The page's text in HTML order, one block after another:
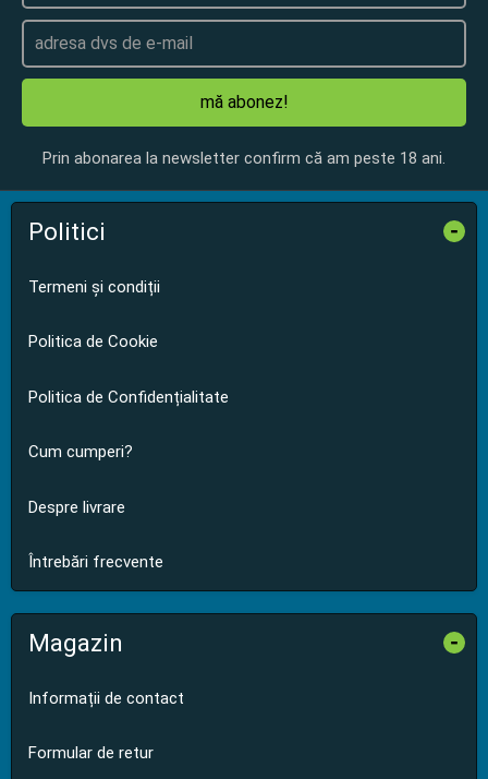
mă abonez!
Prin abonarea la newsletter confirm că am peste 18 ani.
Politici -
Termeni și condiții
Politica de Cookie
Politica de Confidențialitate
Cum cumperi?
Despre livrare
Întrebări frecvente
Magazin -
Informații de contact
Formular de retur